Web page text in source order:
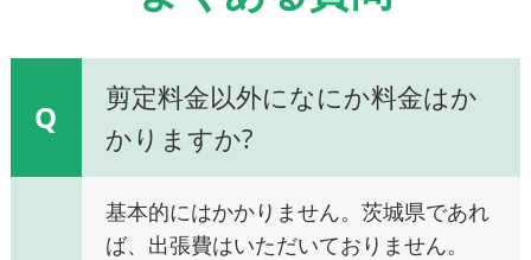
Q
剪定料金以外になにか料金はか
かりますか?
基本的にはかかりません。茨城県であれ
ば、出張費はいただいておりません。